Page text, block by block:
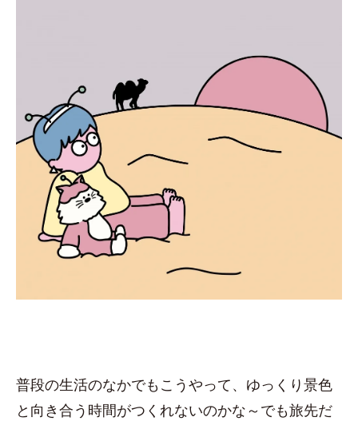
普段の生活のなかでもこうやって、ゆっくり景色
と向き合う時間がつくれないのかな～でも旅先だ